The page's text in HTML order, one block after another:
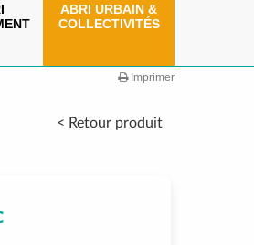
ABRI URBAIN &
COLLECTIVITÉS
Imprimer
< Retour produit